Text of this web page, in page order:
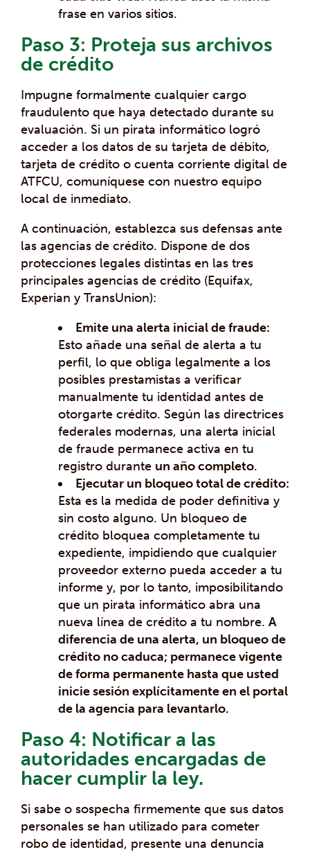
frase en varios sitios.
Paso 3: Proteja sus archivos
de crédito
Impugne formalmente cualquier cargo
fraudulento que haya detectado durante su
evaluación. Si un pirata informático logró
acceder a los datos de su tarjeta de débito,
tarjeta de crédito o cuenta corriente digital de
ATFCU, comuníquese con nuestro equipo
local de inmediato.
A continuación, establezca sus defensas ante
las agencias de crédito. Dispone de dos
protecciones legales distintas en las tres
principales agencias de crédito (Equifax,
Experian y TransUnion):
Emite una alerta inicial de fraude:
Esto añade una señal de alerta a tu
perfil, lo que obliga legalmente a los
posibles prestamistas a verificar
manualmente tu identidad antes de
otorgarte crédito. Según las directrices
federales modernas, una alerta inicial
de fraude permanece activa en tu
registro durante un año completo.
Ejecutar un bloqueo total de crédito:
Esta es la medida de poder definitiva y
sin costo alguno. Un bloqueo de
crédito bloquea completamente tu
expediente, impidiendo que cualquier
proveedor externo pueda acceder a tu
informe y, por lo tanto, imposibilitando
que un pirata informático abra una
nueva línea de crédito a tu nombre. A
diferencia de una alerta, un bloqueo de
crédito no caduca; permanece vigente
de forma permanente hasta que usted
inicie sesión explícitamente en el portal
de la agencia para levantarlo.
Paso 4: Notificar a las
autoridades encargadas de
hacer cumplir la ley.
Si sabe o sospecha firmemente que sus datos
personales se han utilizado para cometer
robo de identidad, presente una denuncia